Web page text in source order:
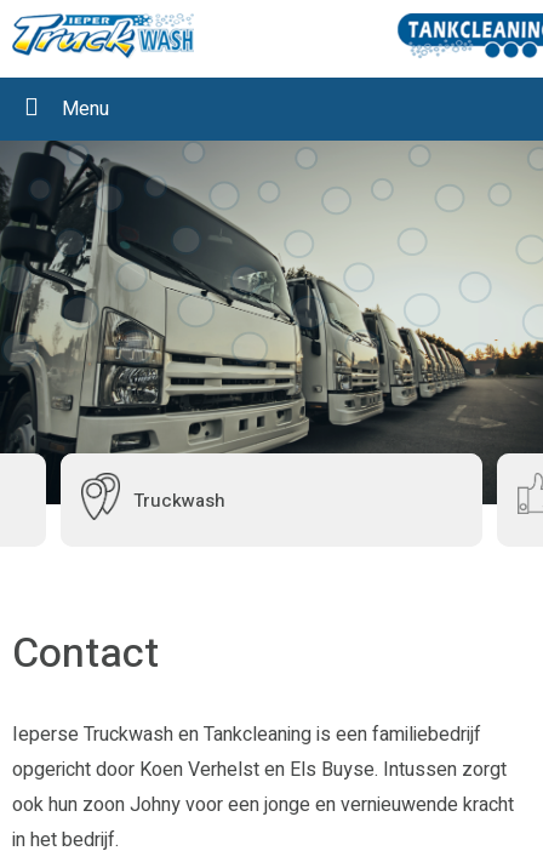
Menu
Truckwash
Contact
Ieperse Truckwash en Tankcleaning is een familiebedrijf
opgericht door Koen Verhelst en Els Buyse. Intussen zorgt
ook hun zoon Johny voor een jonge en vernieuwende kracht
in het bedrijf.